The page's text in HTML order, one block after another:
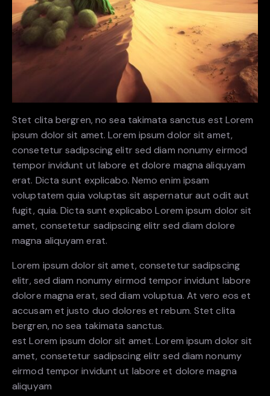
Stet clita bergren, no sea takimata sanctus est Lorem
ipsum dolor sit amet. Lorem ipsum dolor sit amet,
consetetur sadipscing elitr sed diam nonumy eirmod
tempor invidunt ut labore et dolore magna aliquyam
erat. Dicta sunt explicabo. Nemo enim ipsam
voluptatem quia voluptas sit aspernatur aut odit aut
fugit, quia. Dicta sunt explicabo Lorem ipsum dolor sit
amet, consetetur sadipscing elitr sed diam dolore
magna aliquyam erat.
Lorem ipsum dolor sit amet, consetetur sadipscing
elitr, sed diam nonumy eirmod tempor invidunt labore
dolore magna erat, sed diam voluptua. At vero eos et
accusam et justo duo dolores et rebum. Stet clita
bergren, no sea takimata sanctus.
est Lorem ipsum dolor sit amet. Lorem ipsum dolor sit
amet, consetetur sadipscing elitr sed diam nonumy
eirmod tempor invidunt ut labore et dolore magna
aliquyam